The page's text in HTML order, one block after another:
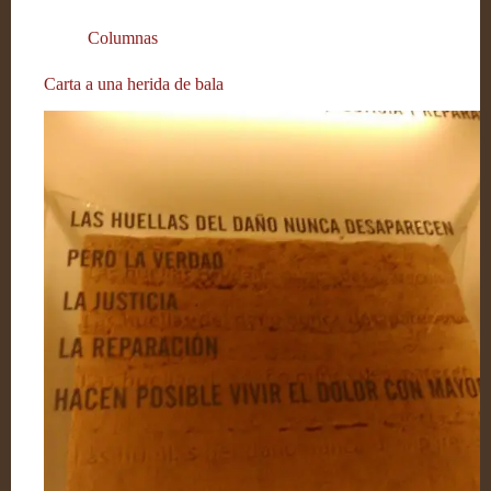
Columnas
Carta a una herida de bala